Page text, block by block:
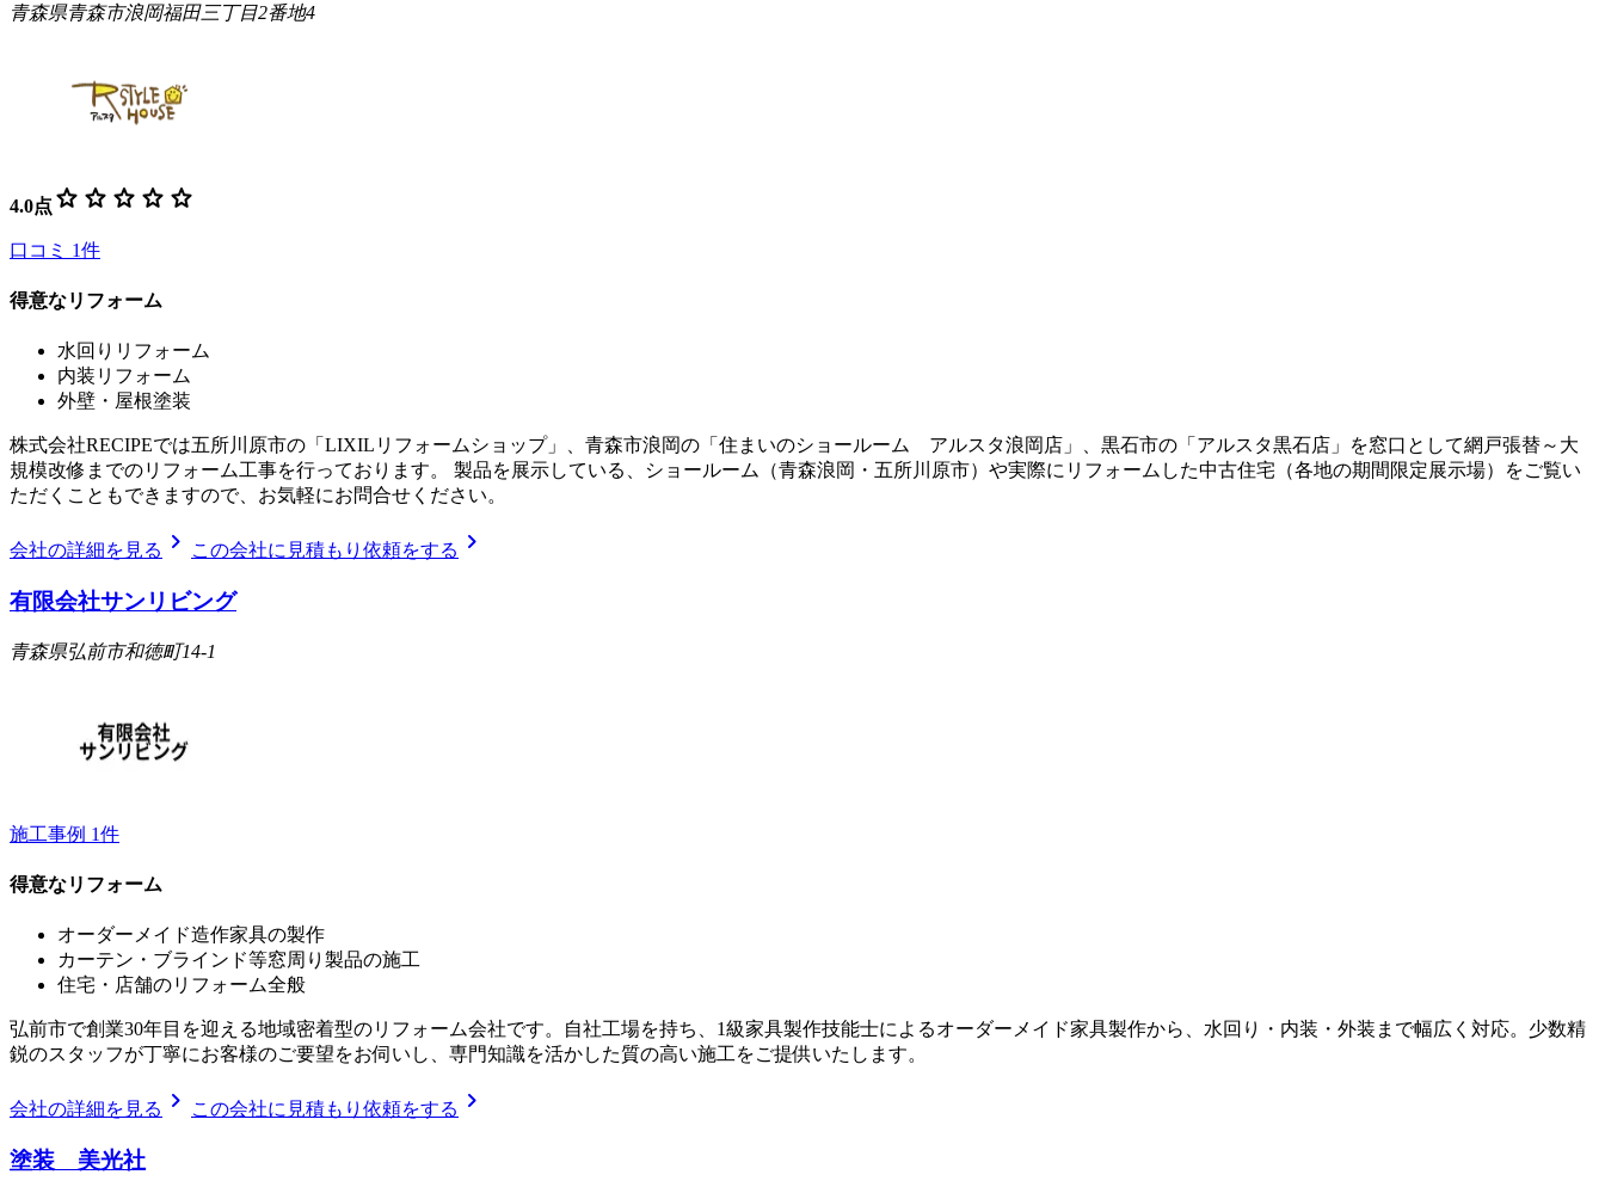
青森県青森市浪岡福田三丁目2番地4
4.0点 star star star star star
口コミ 1件
得意なリフォーム
水回りリフォーム
内装リフォーム
外壁・屋根塗装
株式会社RECIPEでは五所川原市の「LIXILリフォームショップ」、青森市浪岡の「住まいのショールーム アルスタ浪岡店」、黒石市の「アルスタ黒石店」を窓口として網戸張替～大
規模改修までのリフォーム工事を行っております。 製品を展示している、ショールーム（青森浪岡・五所川原市）や実際にリフォームした中古住宅（各地の期間限定展示場）をご覧い
ただくこともできますので、お気軽にお問合せください。
会社の詳細を見る chevron_right この会社に見積もり依頼をする chevron_right
有限会社サンリビング
青森県弘前市和徳町14-1
施工事例 1件
得意なリフォーム
オーダーメイド造作家具の製作
カーテン・ブラインド等窓周り製品の施工
住宅・店舗のリフォーム全般
弘前市で創業30年目を迎える地域密着型のリフォーム会社です。自社工場を持ち、1級家具製作技能士によるオーダーメイド家具製作から、水回り・内装・外装まで幅広く対応。少数精
鋭のスタッフが丁寧にお客様のご要望をお伺いし、専門知識を活かした質の高い施工をご提供いたします。
会社の詳細を見る chevron_right この会社に見積もり依頼をする chevron_right
塗装 美光社